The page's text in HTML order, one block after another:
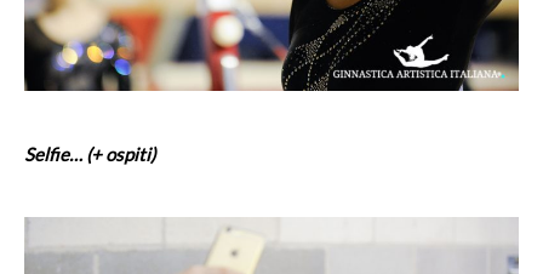
Selfie… (+ ospiti)